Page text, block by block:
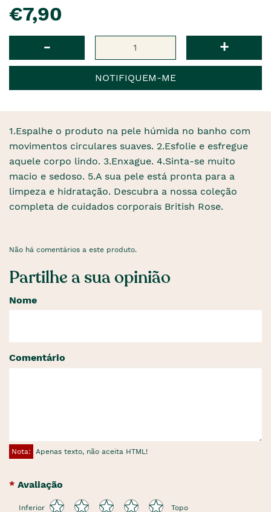
€7,90
- +
NOTIFIQUEM-ME
1.Espalhe o produto na pele húmida no banho com
movimentos circulares suaves. 2.Esfolie e esfregue
aquele corpo lindo. 3.Enxague. 4.Sinta-se muito
macio e sedoso. 5.A sua pele está pronta para a
limpeza e hidratação. Descubra a nossa coleção
completa de cuidados corporais British Rose.
Não há comentários a este produto.
Partilhe a sua opinião
Nome
Comentário
Nota: Apenas texto, não aceita HTML!
Avaliação
Inferior Topo